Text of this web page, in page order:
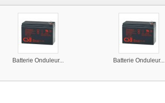
Batterie Onduleur... Batterie Onduleur...